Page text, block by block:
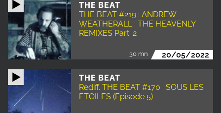
THE BEAT
THE BEAT #219 : ANDREW
WEATHERALL : THE HEAVENLY
REMIXES Part. 2
30 mn 20/05/2022
THE BEAT
Rediff. THE BEAT #170 : SOUS LES
ETOILES (Episode 5)